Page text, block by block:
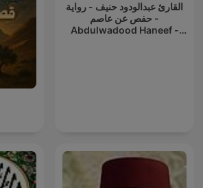
القارئ عبدالودود حنيف - رواية
حفص عن عاصم -
Abdulwadood Haneef -